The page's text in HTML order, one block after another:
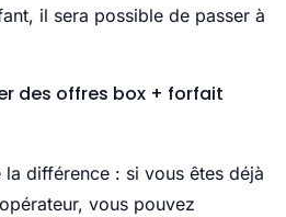
il sera possible de passer à
des offres box + forfait
différence : si vous êtes déjà
vous pouvez